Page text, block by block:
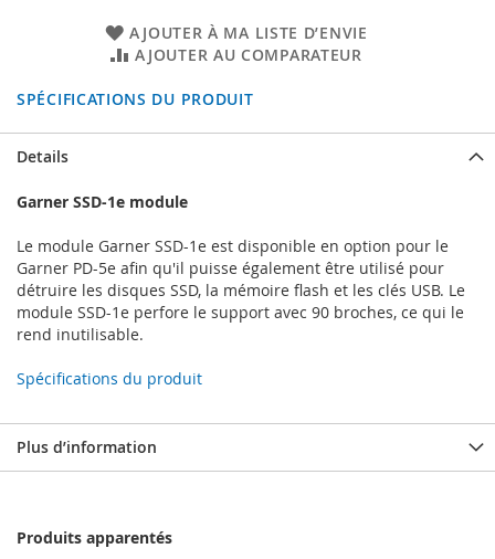
AJOUTER À MA LISTE D’ENVIE
AJOUTER AU COMPARATEUR
SPÉCIFICATIONS DU PRODUIT
Details
Garner SSD-1e module
Le module Garner SSD-1e est disponible en option pour le
Garner PD-5e afin qu'il puisse également être utilisé pour
détruire les disques SSD, la mémoire flash et les clés USB. Le
module SSD-1e perfore le support avec 90 broches, ce qui le
rend inutilisable.
Spécifications du produit
Plus d’information
Produits apparentés